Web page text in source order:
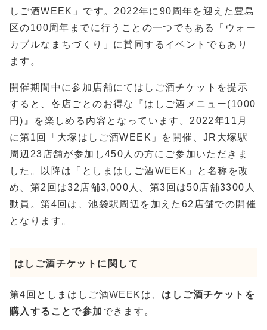
しご酒WEEK」です。2022年に90周年を迎えた豊島
区の100周年までに行うことの一つでもある「ウォー
カブルなまちづくり」に賛同するイベントでもあり
ます。
開催期間中に参加店舗にてはしご酒チケットを提示
すると、各店ごとのお得な『はしご酒メニュー(1000
円)』を楽しめる内容となっています。2022年11月
に第1回「大塚はしご酒WEEK」を開催、JR大塚駅
周辺23店舗が参加し450人の方にご参加いただきま
した。以降は「としまはしご酒WEEK」と名称を改
め、第2回は32店舗3,000人、第3回は50店舗3300人
動員。第4回は、池袋駅周辺を加えた62店舗での開催
となります。
はしご酒チケットに関して
第4回としまはしご酒WEEKは、 はしご酒チケットを
購入することで参加 できます。